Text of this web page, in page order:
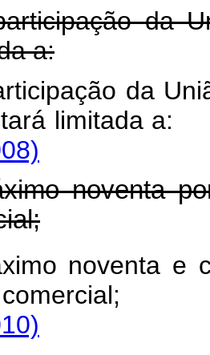
da
a:
da
noventa
noventa e